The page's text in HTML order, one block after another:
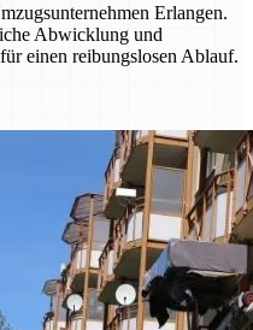
Erlangen.
Abwicklung und
einen reibungslosen Ablauf.